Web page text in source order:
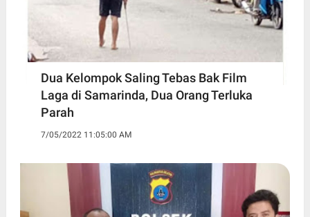
Dua Kelompok Saling Tebas Bak Film
Laga di Samarinda, Dua Orang Terluka
Parah
7/05/2022 11:05:00 AM